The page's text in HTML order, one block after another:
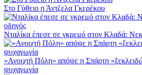
Στο Γύθειο η Άντζελα Γκερέκου
Νταλίκα έπεσε σε γκρεμό στον Κλαδά:
«Ανοιχτή Πόλη» απόψε η Σπάρτη
ψυχαγωγία